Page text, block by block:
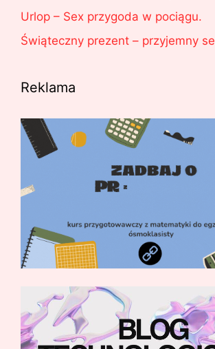
Urlop – Sex przygoda w pociągu.
Świąteczny prezent – przyjemny
Reklama